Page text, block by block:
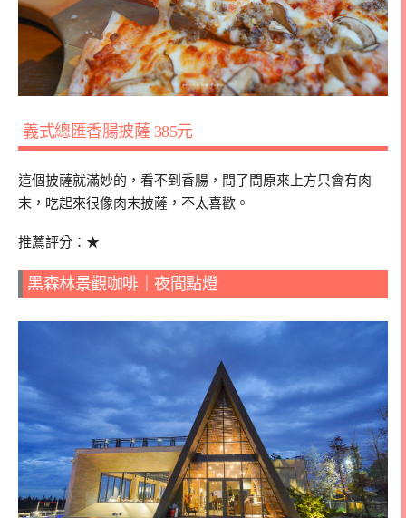
義式總匯香腸披薩 385元
這個披薩就滿妙的，看不到香腸，問了問原來上方只會有肉
末，吃起來很像肉末披薩，不太喜歡。
推薦評分：★
黑森林景觀咖啡｜夜間點燈